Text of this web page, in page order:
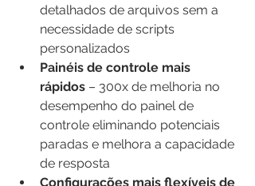
detalhados de arquivos sem a
necessidade de scripts
personalizados
Painéis de controle mais
rápidos – 300x de melhoria no
desempenho do painel de
controle eliminando potenciais
paradas e melhora a capacidade
de resposta
Configurações mais flexíveis de